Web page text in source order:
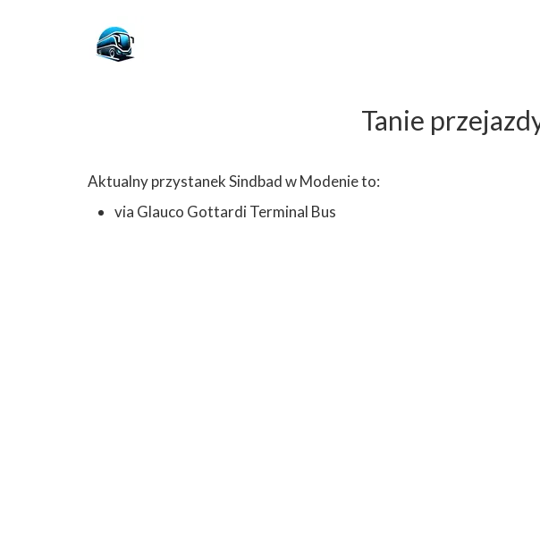
Aktualny przystanek Sindbad w Modenie to:
via Glauco Gottardi Terminal Bus
Tanie